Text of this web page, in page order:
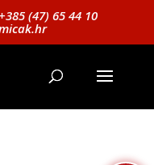
(47) 65 44 10